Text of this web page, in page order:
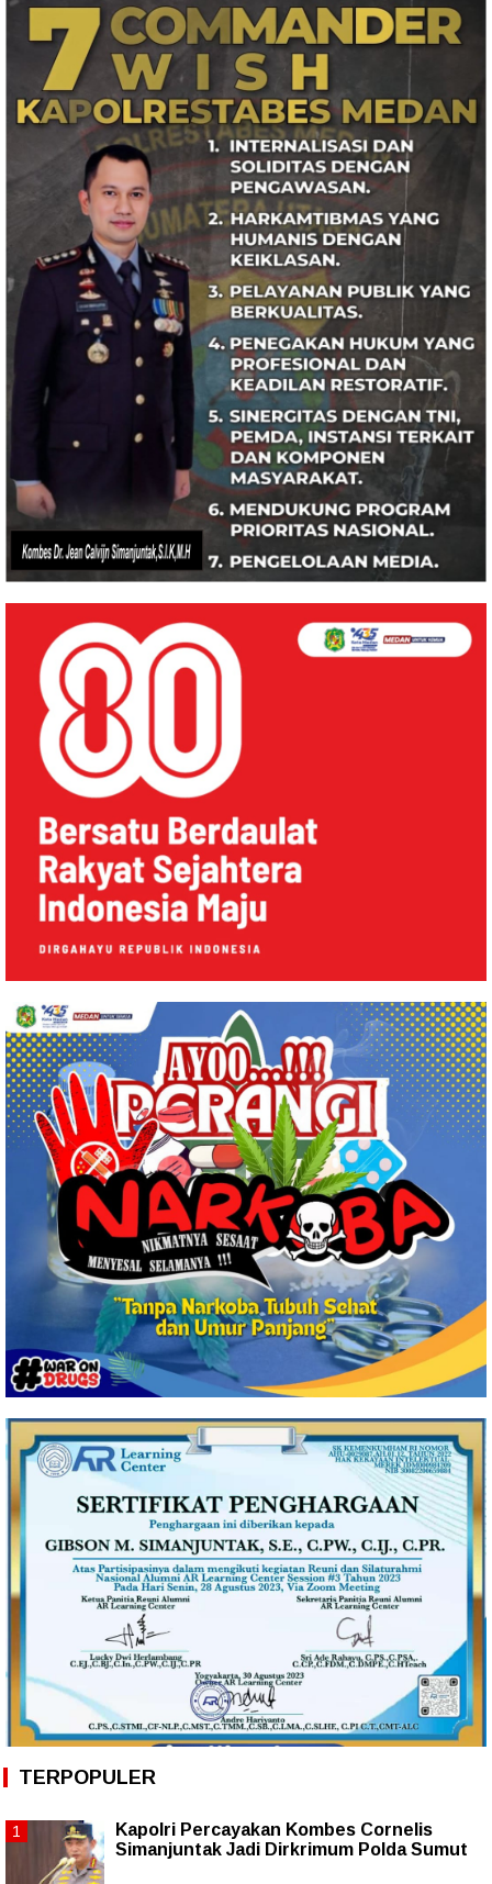
TERPOPULER
Kapolri Percayakan Kombes Cornelis
Simanjuntak Jadi Dirkrimum Polda Sumut